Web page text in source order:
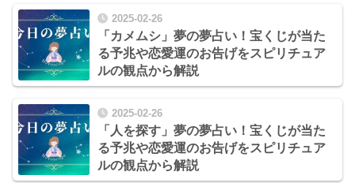
2025-02-26
「カメムシ」夢の夢占い！宝くじが当た
る予兆や恋愛運のお告げをスピリチュア
ルの観点から解説
2025-02-26
「人を探す」夢の夢占い！宝くじが当た
る予兆や恋愛運のお告げをスピリチュア
ルの観点から解説